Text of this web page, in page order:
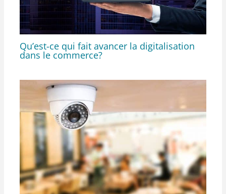
Qu’est-ce qui fait avancer la digitalisation
dans le commerce?